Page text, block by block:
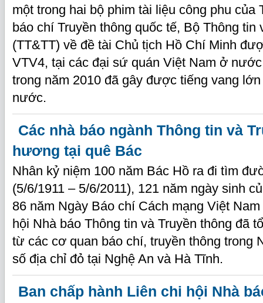
một trong hai bộ phim tài liệu công phu của
báo chí Truyền thông quốc tế, Bộ Thông tin
(TT&TT) về đề tài Chủ tịch Hồ Chí Minh
VTV4, tại các đại sứ quán Việt Nam ở
trong năm 2010 đã gây được tiếng vang
nước.
Các nhà báo ngành Thông tin và
hương tại quê Bác
Nhân kỷ niệm 100 năm Bác Hồ ra đi tìm
(5/6/1911 – 5/6/2011), 121 năm ngày sinh
86 năm Ngày Báo chí Cách mạng Việt
hội Nhà báo Thông tin và Truyền thông đã
từ các cơ quan báo chí, truyền thông trong
số địa chỉ đỏ tại Nghệ An và Hà Tĩnh.
Ban chấp hành Liên chi hội Nhà